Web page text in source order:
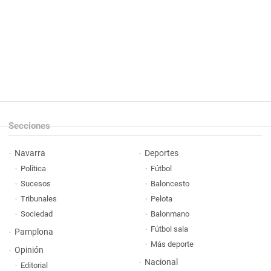
Secciones
Navarra
Política
Sucesos
Tribunales
Sociedad
Pamplona
Opinión
Editorial
Deportes
Fútbol
Baloncesto
Pelota
Balonmano
Fútbol sala
Más deporte
Nacional